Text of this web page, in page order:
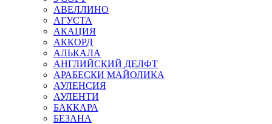
АВЕЛЛИНО
АГУСТА
АКАЦИЯ
АККОРД
АЛЬКАЛА
АНГЛИЙСКИЙ ДЕЛФТ
АРАБЕСКИ МАЙОЛИКА
АУЛЕНСИЯ
АУЛЕНТИ
БАККАРА
БЕЗАНА